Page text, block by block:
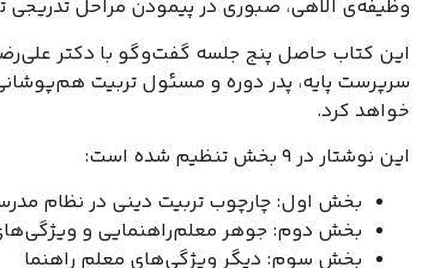
وظیفه‌ی الاهی، صبوری در پیمودن مراحل
این کتاب حاصل پنج جلسه گفت‌وگو با دکتر
سرپرست پایه، پدر دوره و مسئول تربیت
خواهد کرد.
این نوشتار در 9 بخش تنظیم شده است:
بخش اول: چارچوب تربیت دینی در نظام
بخش دوم: جوهر معلم‌راهنمایی و
بخش سوم: دیگر ویژگی‌های معلم راهنما